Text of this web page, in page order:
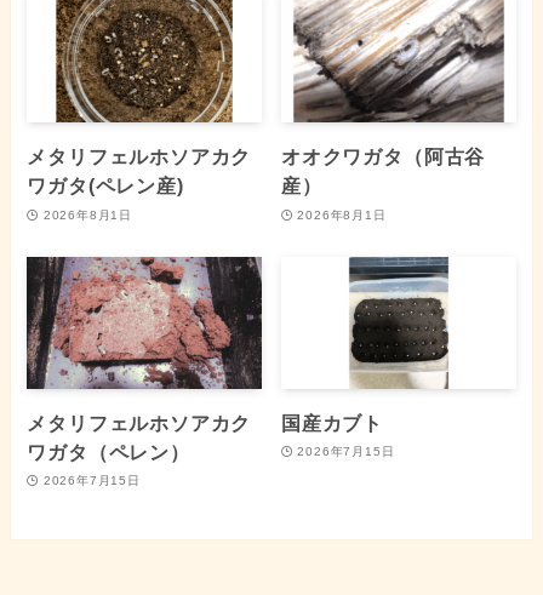
メタリフェルホソアカク
ワガタ(ペレン産)
2026年8月1日
オオクワガタ（阿古谷
産）
2026年8月1日
メタリフェルホソアカク
ワガタ（ペレン）
2026年7月15日
国産カブト
2026年7月15日